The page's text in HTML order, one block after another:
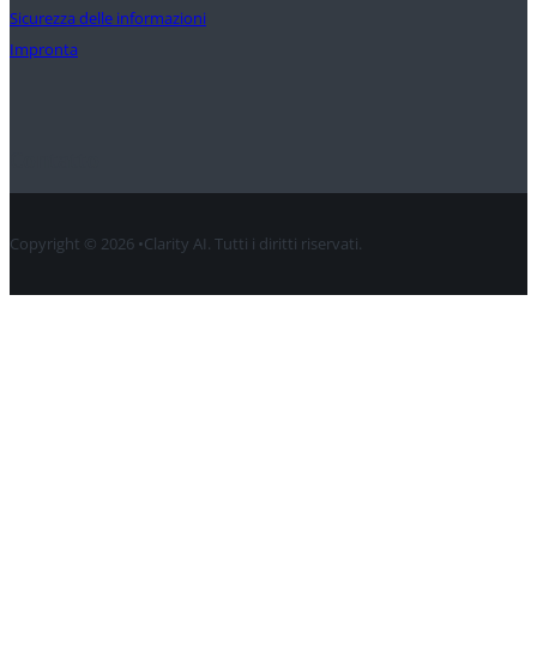
Sicurezza delle informazioni
Impronta
Copyright © 2026 •Clarity AI. Tutti i diritti riservati.